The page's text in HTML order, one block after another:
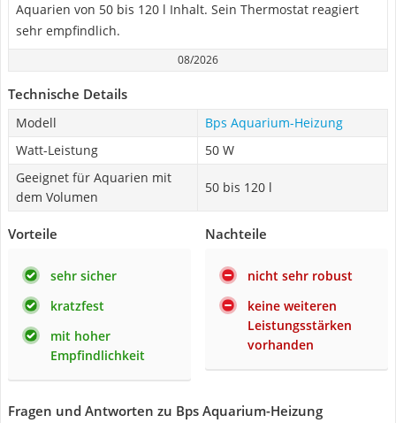
Aquarien von 50 bis 120 l Inhalt. Sein Thermostat reagiert
sehr empfindlich.
08/2026
Technische Details
Modell
Bps Aquarium-Heizung
Watt-Leistung
50 W
Geeignet für Aquarien mit
dem Volumen
50 bis 120 l
Vorteile
sehr sicher
kratzfest
mit hoher
Empfindlichkeit
Nachteile
nicht sehr robust
keine weiteren
Leistungsstärken
vorhanden
Fragen und Antworten zu Bps Aquarium-Heizung